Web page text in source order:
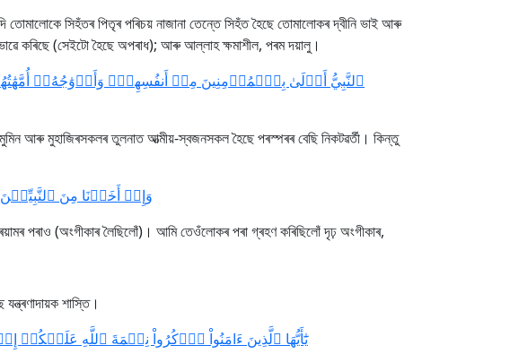
সিহঁতৰ পিতৃৰ পৰিচয় নাজানা তেন্তে সিহঁত হৈছে তোমালোকৰ দ্বীনি ভাই আৰু
কৰিছে (সেইটো হৈছে অপৰাধ); আৰু আল্লাহ ক্ষমাশীল, পৰম দয়ালু।
ٱلنَّبِيُّ أَوۡلَىٰ بِٱلۡمُؤۡمِنِينَ مِنۡ أَنفُسِهِمۡۖ وَأَزۡوَٰجُهُۥٓ
আৰু মুহাজিৰসকলৰ তুলনাত আত্মীয়-স্বজনসকল হৈছে পৰস্পৰৰ বেছি নিকটৱৰ্তী। কিন্তু
وَإِذۡ أَخَذۡنَا مِنَ
পৰাও (অংগীকাৰ লৈছিলোঁ)। আমি তেওঁলোকৰ পৰা গ্ৰহণ কৰিছিলোঁ দৃঢ় অংগীকাৰ,
শাস্তি।
يَٰٓأَيُّهَا ٱلَّذِينَ ءَامَنُواْ ٱذۡكُرُواْ نِعۡمَةَ ٱللَّهِ